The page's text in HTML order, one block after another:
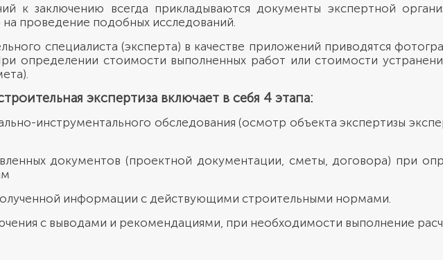
к заключению всегда прикладываются документы экспертной
проведение подобных исследований.
специалиста (эксперта) в качестве приложений приводятся
определении стоимости выполненных работ или стоимости
экспертиза включает в себя 4 этапа:
инструментального обследования (осмотр объекта экспертизы
документов (проектной документации, сметы, договора) при
информации с действующими строительными нормами.
с выводами и рекомендациями, при необходимости выполнение